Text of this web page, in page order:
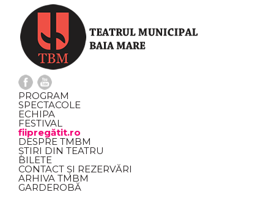
PROGRAM
SPECTACOLE
ECHIPA
FESTIVAL
fiipregătit.ro
DESPRE TMBM
ȘTIRI DIN TEATRU
BILETE
CONTACT ȘI REZERVĂRI
ARHIVA TMBM
GARDEROBĂ